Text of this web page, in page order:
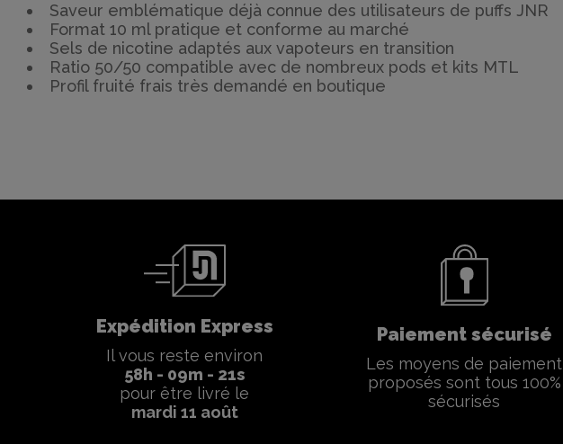
Saveur emblématique déjà connue des utilisateurs de puffs JNR
Format 10 ml pratique et conforme au marché
Sels de nicotine adaptés aux vapoteurs en transition
Ratio 50/50 compatible avec de nombreux pods et kits MTL
Profil fruité frais très demandé en boutique
Expédition Express
Il vous reste environ
58 h - 09m - 20s
pour être livré le
mardi 11 août
Paiement sécurisé
Les moyens de paiement
proposés sont tous 100%
sécurisés